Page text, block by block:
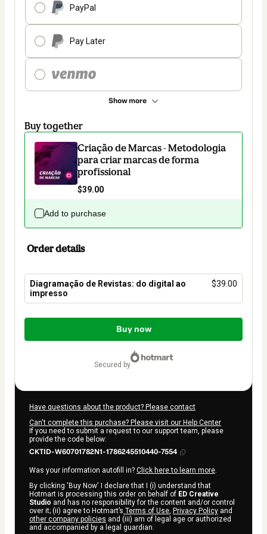
PayPal
Pay Later
Show more
Buy together
Criação de Marcas - Metodologia
para criar marcas de forma
profissional
$39.00
Add to purchase
Order details
Diagramação de Revistas: do digital ao
impresso
$39.00
Total
$39.00
Buy now
secured by
Have questions about the product? Please contact
Can't complete this purchase? Please visit our Help Center
If you need to submit a request to our support team, please
provide the code below:
CKTID-W60701782N1-1786245510440-7554
Was your information autofill in? Click here to learn more.
By clicking 'Buy Now' I declare that I (i) understand that
Hotmart is processing this order on behalf of ED Creative
Studio and has no responsibility for the content and/or control
over it; (ii) agree to Hotmart’s Terms of Use, Privacy Policy and
other company policies and (iii) am of legal age or authorized
and accompanied by a legal guardian.